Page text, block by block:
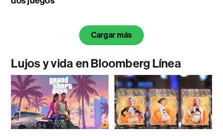
Cargar más
Lujos y vida en Bloomberg Línea